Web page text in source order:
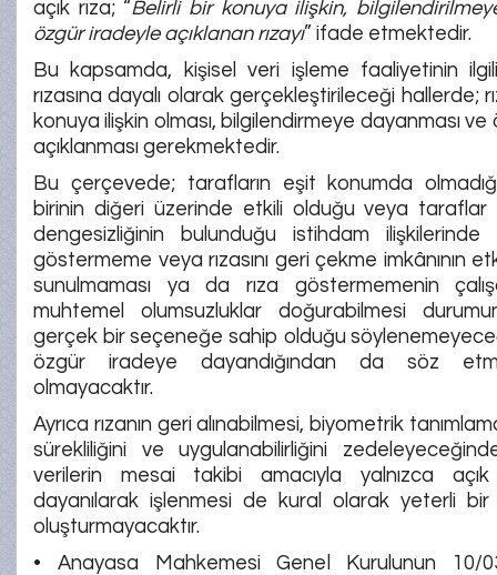
açık rıza; “Belirli bir konuya ilişkin,
özgür iradeyle açıklanan rızayı” ifade etmektedir.
Bu kapsamda, kişisel veri işleme faaliyetinin
rızasına dayalı olarak gerçekleştirileceği hallerde;
konuya ilişkin olması, bilgilendirmeye dayanması
açıklanması gerekmektedir.
Bu çerçevede; tarafların eşit konumda
birinin diğeri üzerinde etkili olduğu veya taraflar
dengesizliğinin bulunduğu istihdam ilişkilerinde
göstermeme veya rızasını geri çekme imkânının
sunulmaması ya da rıza göstermemenin
muhtemel olumsuzluklar doğurabilmesi
gerçek bir seçeneğe sahip olduğu
özgür iradeye dayandığından da söz
olmayacaktır.
Ayrıca rızanın geri alınabilmesi, biyometrik
sürekliliğini ve uygulanabilirliğini
verilerin mesai takibi amacıyla yalnızca açık
dayanılarak işlenmesi de kural olarak yeterli bir
oluşturmayacaktır.
• Anayasa Mahkemesi Genel Kurulunun 10/